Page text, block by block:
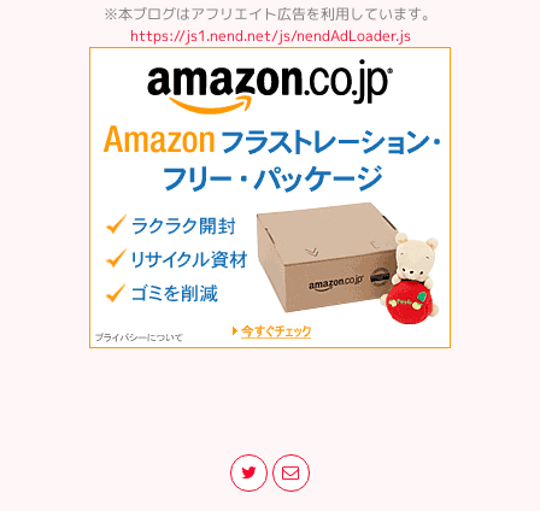
※本ブログはアフリエイト広告を利用しています。
https://js1.nend.net/js/nendAdLoader.js